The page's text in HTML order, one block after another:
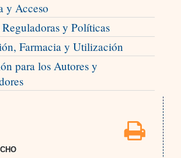
y Acceso
y Políticas
Farmacia y Utilización
para los Autores y